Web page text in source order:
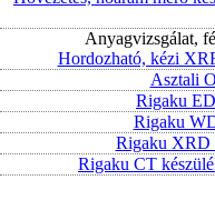
Anyagvizsgálat,
Hordozható, kézi
Asztali
Rigaku
Rigaku
Rigaku XRD
Rigaku CT